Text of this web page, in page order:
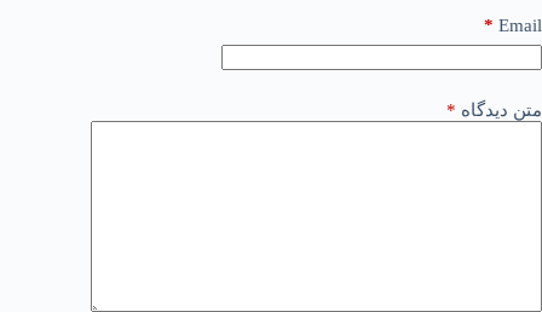
Email
*
متن دیدگاه *